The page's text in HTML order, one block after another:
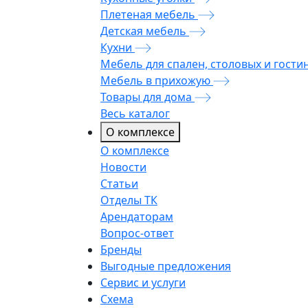
Плетеная мебель
Детская мебель
Кухни
Мебель для спален, столовых и
Мебель в прихожую
Товары для дома
Весь каталог
О комплексе
О комплексе
Новости
Статьи
Отделы ТК
Арендаторам
Вопрос-ответ
Бренды
Выгодные предложения
Сервис и услуги
Схема